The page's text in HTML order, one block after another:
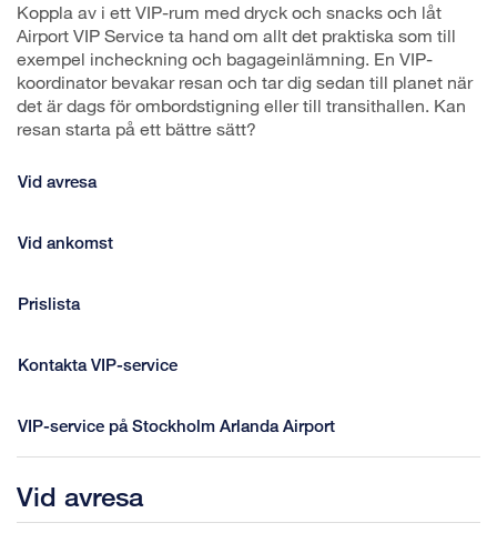
Koppla av i ett VIP-rum med dryck och snacks och låt
Airport VIP Service ta hand om allt det praktiska som till
exempel incheckning och bagageinlämning. En VIP-
koordinator bevakar resan och tar dig sedan till planet när
det är dags för ombordstigning eller till transithallen. Kan
resan starta på ett bättre sätt?
Vid avresa
Vid ankomst
Prislista
Kontakta VIP-service
VIP-service på Stockholm Arlanda Airport
Vid avresa